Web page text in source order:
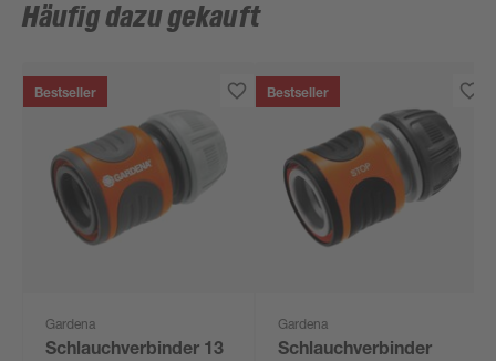
Häufig dazu gekauft
Bestseller
Gardena
Schlauchverbinder 13
Bestseller
Gardena
Schlauchverbinder